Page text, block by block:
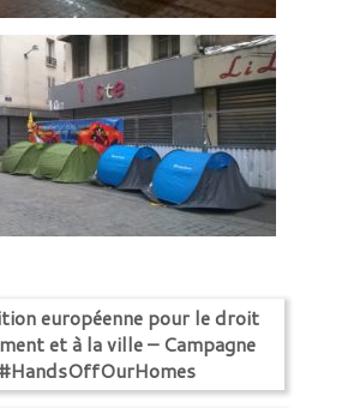
européenne pour le droit
et à la ville – Campagne